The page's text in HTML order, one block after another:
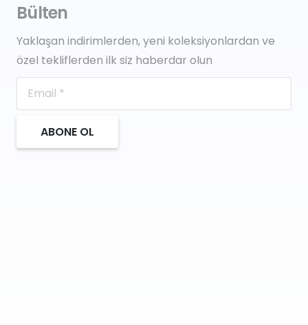
Bülten
Yaklaşan indirimlerden, yeni koleksiyonlardan ve
özel tekliflerden ilk siz haberdar olun
ABONE OL